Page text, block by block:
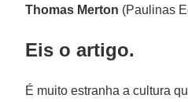
Thomas Merton (Paulinas
Eis o artigo.
É muito estranha a cultura